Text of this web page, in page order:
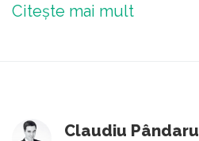
Citește mai mult
Claudiu Pândaru